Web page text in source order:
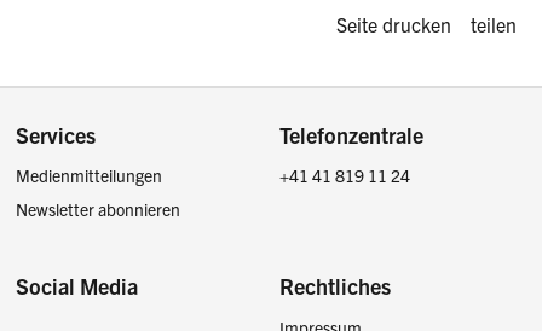
Diese Seite
Seite drucken teilen
Footer
Services
Medienmitteilungen
Newsletter abonnieren
Telefonzentrale
+41 41 819 11 24
Social Media Rechtliches